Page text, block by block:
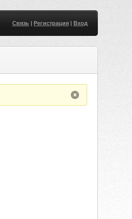
Связь| Регистрация| Вход